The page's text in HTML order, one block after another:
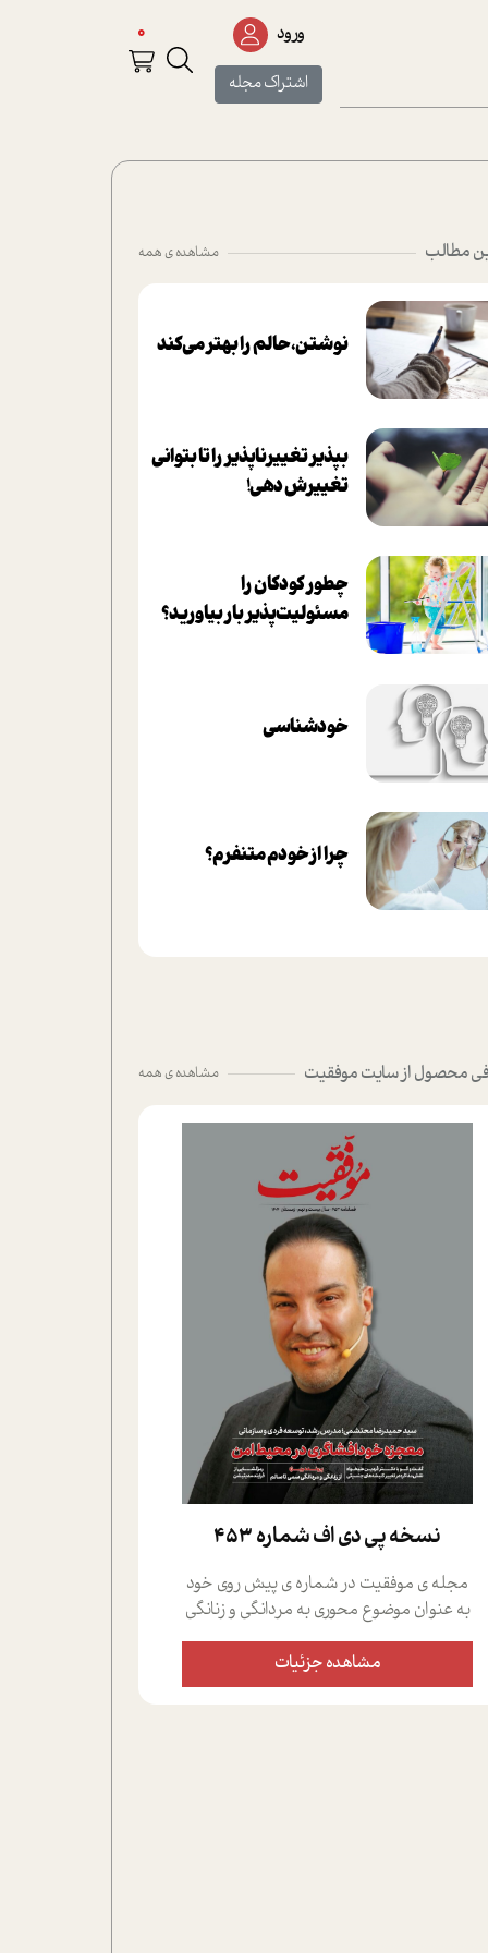
ورود
اشتراک مجله
0
مطالب مشاهده ی همه
نوشتن، حالم را بهتر می‌کند
بپذير تغييرناپذير را تا بتواني
تغييرش دهي!‏
چطور کودکان را
مسئولیت‌پذیر بار بیاورید؟
خودشناسی
چرا از خودم متنفرم؟
محصول از سایت موفقیت مشاهده ی همه
نسخه پي دي اف شماره 453
مجله ی موفقیت در شماره ی پیش روی خود
به عنوان موضوع محوری به مردانگی و زنانگی
سمی پرداخته است؛ علاوه بر این که؛ گفت و
گویی اختصاصی داشته ایم با فردین علیخواه،
جامعه شناس در بخش های مختلف تلاش
مشاهده جزئیات